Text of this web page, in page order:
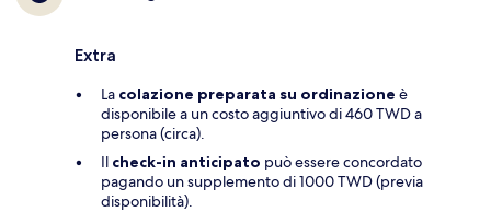
Extra
La colazione preparata su ordinazione è
disponibile a un costo aggiuntivo di 460 TWD a
persona (circa).
Il check-in anticipato può essere concordato
pagando un supplemento di 1000 TWD (previa
disponibilità).